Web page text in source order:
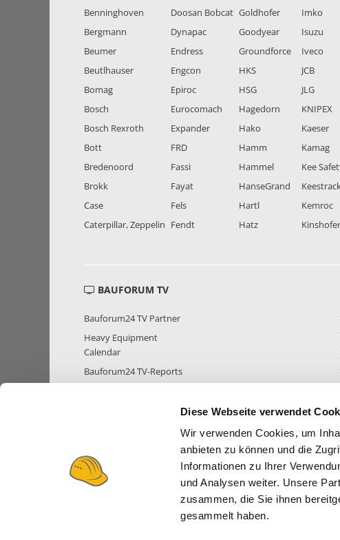
Diese Webseite verwendet
Wir verwenden Cookies, um
anbieten zu können und die
Informationen zu Ihrer
und Analysen weiter. Unsere
zusammen, die Sie ihnen
gesammelt haben.
Benninghoven
Bergmann
Beumer
Beutlhauser
Bomag
Bosch
Bosch Rexroth
Bott
Bredenoord
Brokk
Case
Caterpillar, Zeppelin
Doosan Bobcat
Dynapac
Endress
Engcon
Epiroc
Eurocomach
Expander
FRD
Fassi
Fayat
Fels
Fendt
Goldhofer
Goodyear
Groundforce
HKS
HSG
Hagedorn
Hako
Hamm
Hammel
HanseGrand
Hartl
Hatz
Imko
Isuzu
Iveco
JCB
JLG
KNIPEX
Kaeser
Kamag
Kee
Kemroc
Kinshofer
BAUFORUM TV
Bauforum24 TV Partner
Heavy Equipment
Calendar
Bauforum24 TV-Reports
MITGLIEDER STATISTIK MITGLIEDER